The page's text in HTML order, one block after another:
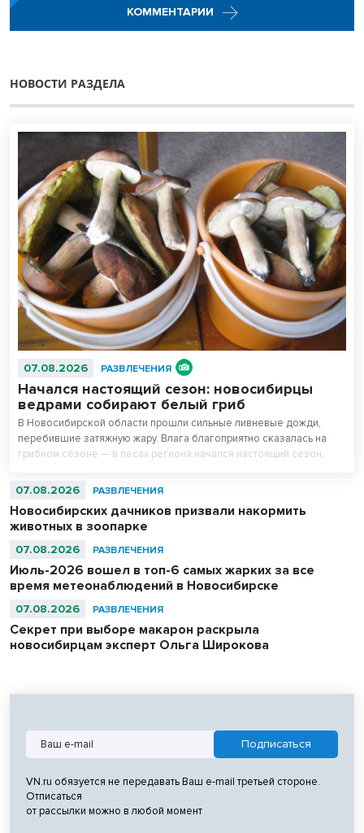
КОММЕНТАРИИ
НОВОСТИ РАЗДЕЛА
07.08.2026 РАЗВЛЕЧЕНИЯ
Начался настоящий сезон: новосибирцы
ведрами собирают белый гриб
В Новосибирской области прошли сильные ливневые дожди,
перебившие затяжную жару. Влага благоприятно сказалась на
грибном сезоне — в лесах региона начался настоящий сезон,
07.08.2026 РАЗВЛЕЧЕНИЯ
Новосибирских дачников призвали накормить
животных в зоопарке
07.08.2026 РАЗВЛЕЧЕНИЯ
Июль-2026 вошел в топ-6 самых жарких за все
время метеонаблюдений в Новосибирске
07.08.2026 РАЗВЛЕЧЕНИЯ
Секрет при выборе макарон раскрыла
новосибирцам эксперт Ольга Широкова
VN.ru обязуется не передавать Ваш e-mail третьей стороне.
Отписаться
от рассылки можно в любой момент